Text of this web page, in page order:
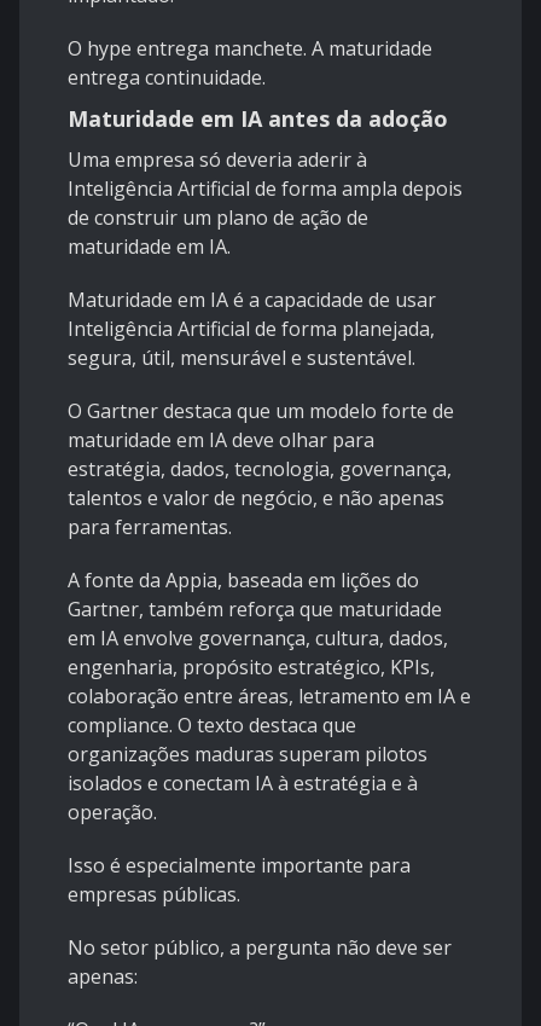
O hype entrega manchete. A maturidade
entrega continuidade.
Maturidade em IA antes da adoção
Uma empresa só deveria aderir à
Inteligência Artificial de forma ampla depois
de construir um plano de ação de
maturidade em IA.
Maturidade em IA é a capacidade de usar
Inteligência Artificial de forma planejada,
segura, útil, mensurável e sustentável.
O Gartner destaca que um modelo forte de
maturidade em IA deve olhar para
estratégia, dados, tecnologia, governança,
talentos e valor de negócio, e não apenas
para ferramentas.
A fonte da Appia, baseada em lições do
Gartner, também reforça que maturidade
em IA envolve governança, cultura, dados,
engenharia, propósito estratégico, KPIs,
colaboração entre áreas, letramento em IA e
compliance. O texto destaca que
organizações maduras superam pilotos
isolados e conectam IA à estratégia e à
operação.
Isso é especialmente importante para
empresas públicas.
No setor público, a pergunta não deve ser
apenas: